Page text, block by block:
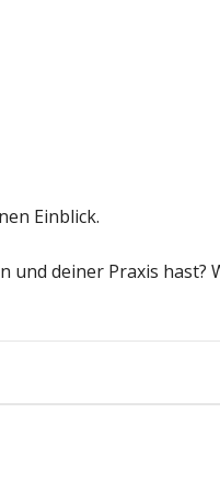
Einblick.
und deiner Praxis